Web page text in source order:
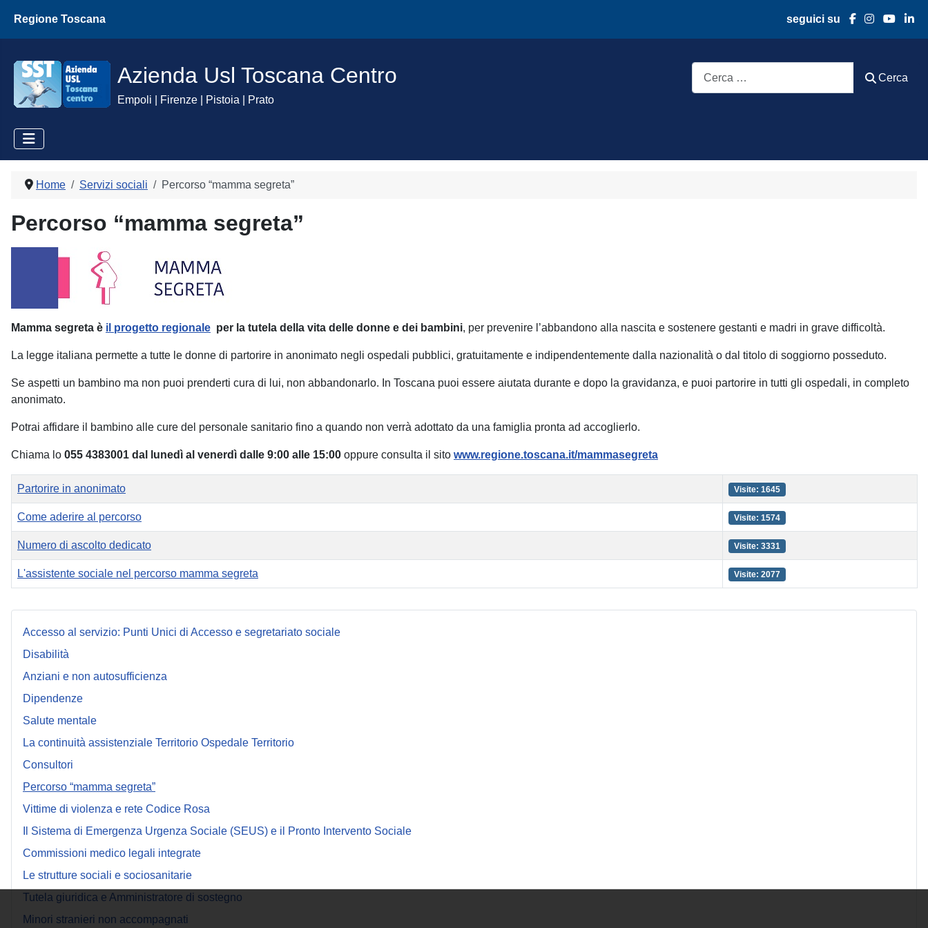
Regione Toscana seguici su
Azienda Usl Toscana Centro
Empoli | Firenze | Pistoia | Prato
Cerca
Accesso al servizio: Punti Unici di Accesso e segretariato sociale
Disabilità
Anziani e non autosufficienza
Dipendenze
Salute mentale
La continuità assistenziale Territorio Ospedale Territorio
Consultori
Percorso “mamma segreta”
Vittime di violenza e rete Codice Rosa
Il Sistema di Emergenza Urgenza Sociale (SEUS) e il Pronto Intervento Sociale
Commissioni medico legali integrate
Le strutture sociali e sociosanitarie
Tutela giuridica e Amministratore di sostegno
Minori stranieri non accompagnati
Home Servizi sociali Percorso “mamma segreta”
Percorso “mamma segreta”
Mamma segreta è il progetto regionale per la tutela della vita delle donne e dei bambini, per prevenire l’abbandono alla nascita e sostenere gestanti e madri in grave difficoltà.
La legge italiana permette a tutte le donne di partorire in anonimato negli ospedali pubblici, gratuitamente e indipendentemente dalla nazionalità o dal titolo di soggiorno posseduto.
Se aspetti un bambino ma non puoi prenderti cura di lui, non abbandonarlo. In Toscana puoi essere aiutata durante e dopo la gravidanza, e puoi partorire in tutti gli ospedali, in completo
anonimato.
Potrai affidare il bambino alle cure del personale sanitario fino a quando non verrà adottato da una famiglia pronta ad accoglierlo.
Chiama lo 055 4383001 dal lunedì al venerdì dalle 9:00 alle 15:00 oppure consulta il sito www.regione.toscana.it/mammasegreta
Titolo Visite
Partorire in anonimato Visite: 1645
Come aderire al percorso Visite: 1574
Numero di ascolto dedicato Visite: 3331
L'assistente sociale nel percorso mamma segreta Visite: 2077